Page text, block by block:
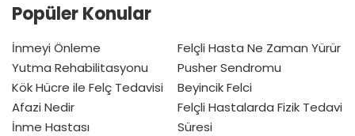
Popüler Konular
İnmeyi Önleme
Yutma Rehabilitasyonu
Kök Hücre ile Felç Tedavisi
Afazi Nedir
İnme Hastası
Felçli Hasta Ne Zaman Yürür
Pusher Sendromu
Beyincik Felci
Felçli Hastalarda Fizik Tedavi
Süresi